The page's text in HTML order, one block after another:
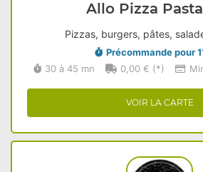
Allo Pizza Pasta
Pizzas, burgers, pâtes,
Précommande pour
30 à 45 mn
0,00 € (*)
VOIR LA CARTE